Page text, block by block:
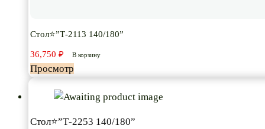
Стол⭐”Т-2113 140/180”
36,750 ₽ В корзину
Просмотр
Стол⭐”Т-2253 140/180”